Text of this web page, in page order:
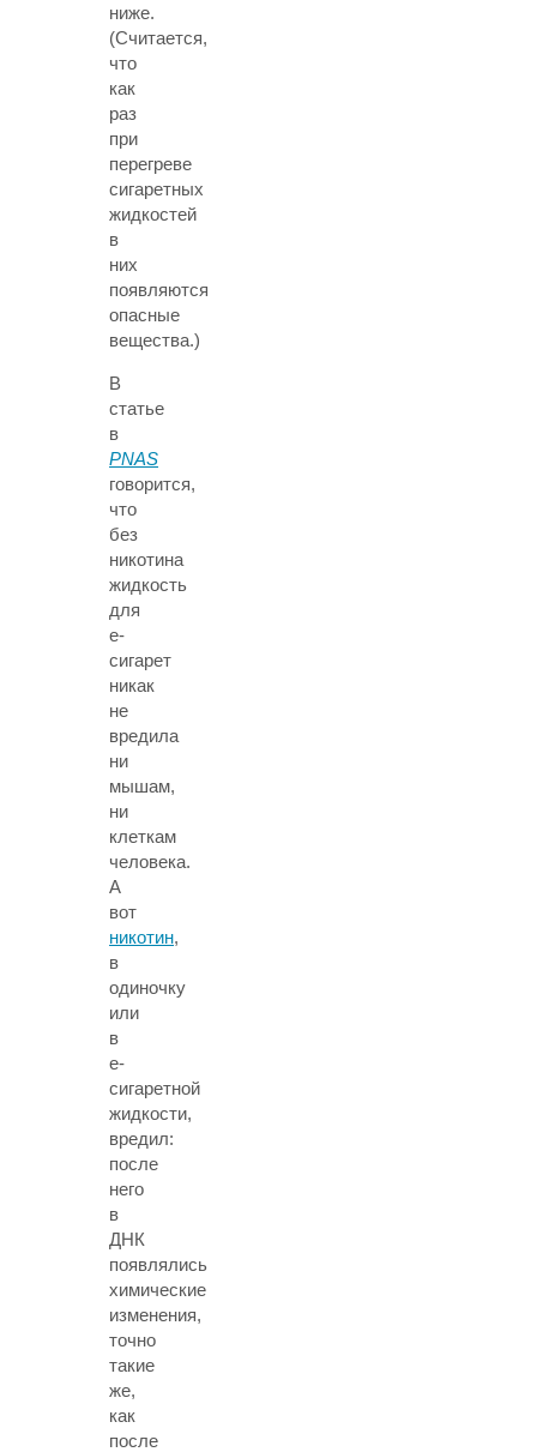
ниже.
(Считается,
что
как
раз
при
перегреве
сигаретных
жидкостей
в
них
появляются
опасные
вещества.)
В
статье
в
PNAS
говорится,
что
без
никотина
жидкость
для
е-
сигарет
никак
не
вредила
ни
мышам,
ни
клеткам
человека.
А
вот
никотин,
в
одиночку
или
в
е-
сигаретной
жидкости,
вредил:
после
него
в
ДНК
появлялись
химические
изменения,
точно
такие
же,
как
после